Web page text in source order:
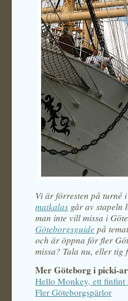
Vi är förresten på turné
matkalas går av stapeln
man inte vill missa i
Göteborgsguide på
och är öppna för fler
missa? Tala nu, eller tig
Mer Göteborg i picki-
Hello Monkey, ett finfint
Fler Göteborgspärlor